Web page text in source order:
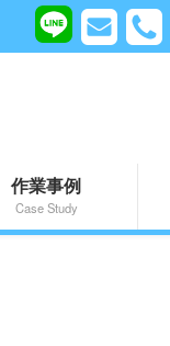
作業事例
Case Study